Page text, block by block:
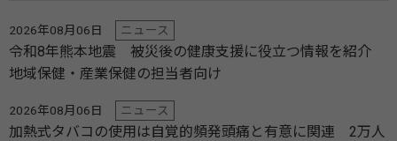
2026年08月06日 ニュース
令和8年熊本地震 被災後の健康支援に役立つ情報を紹介
地域保健・産業保健の担当者向け
2026年08月06日 ニュース
加熱式タバコの使用は自覚的頻発頭痛と有意に関連 2万人